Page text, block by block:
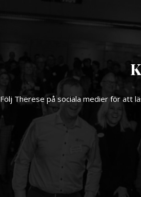
Följ Therese på sociala medier för att